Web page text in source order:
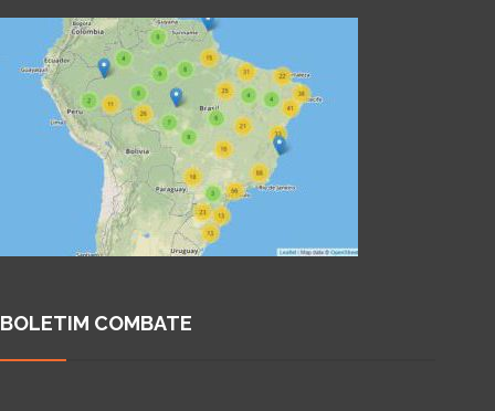
BOLETIM COMBATE